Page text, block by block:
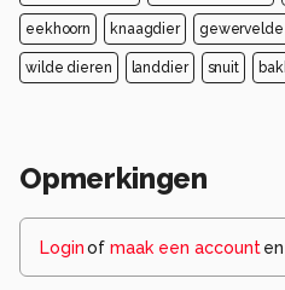
eekhoorn knaagdier gewervelde
wilde dieren landdier snuit
Opmerkingen
Loginof maak een account